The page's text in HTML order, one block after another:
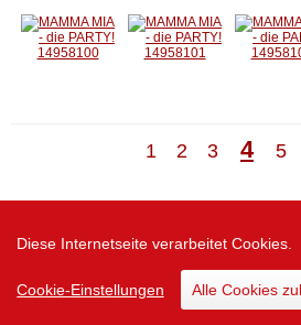
Diese Internetseite verarbeitet Cookies.
Cookie-Einstellungen Alle Cookies
1 2 3 4 5